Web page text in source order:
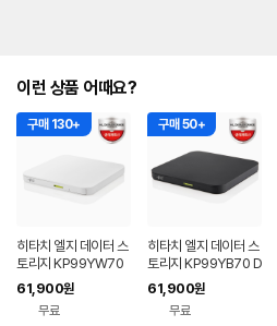
이런 상품 어때요?
구매 130+
히타치 엘지 데이터 스
토리지 KP99YW70
DVD 화이트 외장OD
D CD DVD 리핑 안드
로이드
61,900원
무료
구매 50+
히타치 엘지 데이터 스
토리지 KP99YB70 D
VD 블랙 외장ODD C
D DVD 리핑 안드로이
61,900원
무료